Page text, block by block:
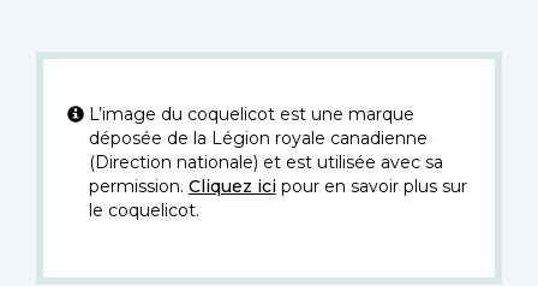
L’image du coquelicot est une marque
déposée de la Légion royale canadienne
(Direction nationale) et est utilisée avec sa
permission. Cliquez icipour en savoir plus sur
le coquelicot.